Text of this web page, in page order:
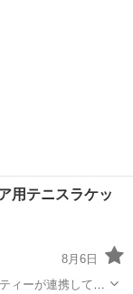
用テニスラケッ
8月6日